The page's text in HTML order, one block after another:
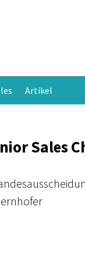
Artikel
Sales